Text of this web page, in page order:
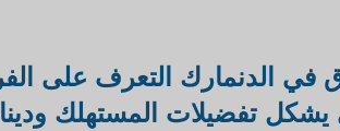
الدنمارك التعرف على
يشكل تفضيلات المستهلك